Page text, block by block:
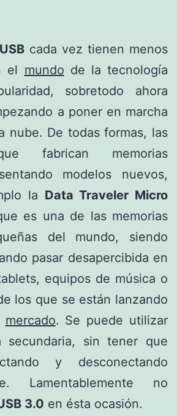
cada vez tienen menos
el mundo de la tecnología
sobretodo ahora
a poner en marcha
nube. De todas formas, las
fabrican memorias
modelos nuevos,
la Data Traveler Micro
es una de las memorias
del mundo, siendo
pasar desapercibida en
equipos de música o
los que se están lanzando
mercado. Se puede utilizar
secundaria, sin tener que
y desconectando
Lamentablemente no
3.0 en ésta ocasión.